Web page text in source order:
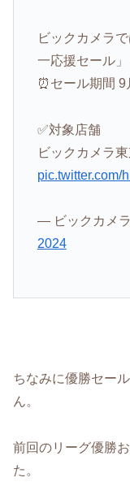
ビックカメラ
一応援セール
⏰セール期間
✅対象店舗
ビックカメラ
pic.twitter.com/
— ビックカメ
2024
ちなみに優勝セー
ん。
前回のリーグ優勝
た。